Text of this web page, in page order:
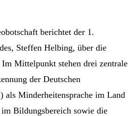
berichtet der 1.
Steffen Helbing, über die
Im Mittelpunkt stehen drei zentrale
der Deutschen
als Minderheitensprache im Land
Bildungsbereich sowie die